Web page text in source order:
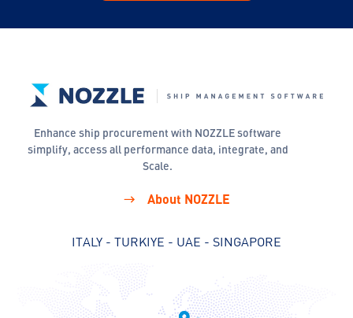
Enhance ship procurement with NOZZLE software
simplify, access all performance data, integrate, and
Scale.
About NOZZLE
ITALY - TURKIYE - UAE - SINGAPORE